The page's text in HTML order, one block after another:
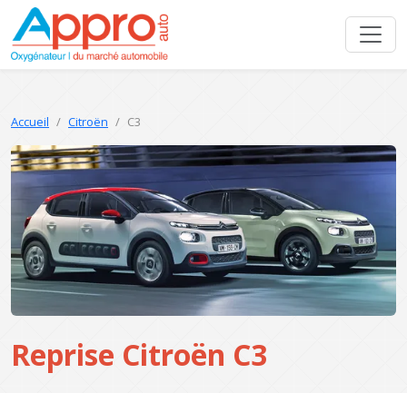
Accueil Citroën C3
Reprise Citroën C3